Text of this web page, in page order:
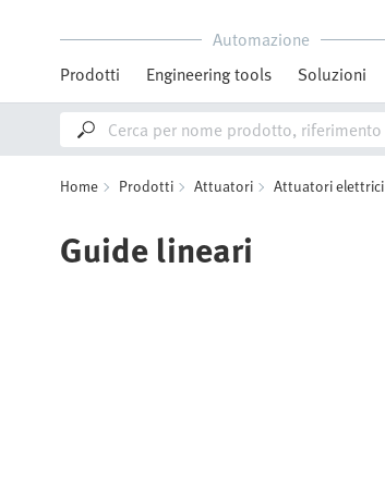
Automazione
Prodotti
Engineering tools Soluzioni
Home Prodotti Attuatori Attuatori elettrici
Guide lineari